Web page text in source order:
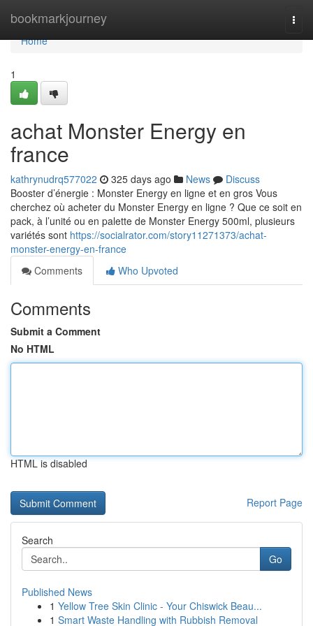
bookmarkjourney
Home
Home
1
achat Monster Energy en
france
kathrynudrq577022 325 days ago News
Discuss
Booster d’énergie : Monster Energy en ligne et en gros Vous
cherchez où acheter du Monster Energy en ligne ? Que ce soit en
pack, à l’unité ou en palette de Monster Energy 500ml, plusieurs
variétés sont https://socialrator.com/story11271373/achat-
monster-energy-en-france
Comments
Who Upvoted
Comments
Submit a Comment
No HTML
HTML is disabled
Report Page
Search
Go
Published News
1 Yellow Tree Skin Clinic - Your Chiswick Beau...
1 Smart Waste Handling with Rubbish Removal